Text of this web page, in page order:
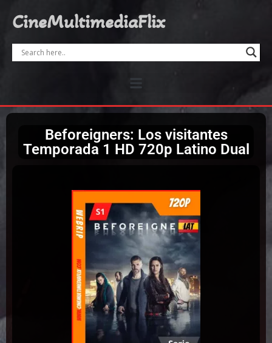
CineMultimediaFlix
Beforeigners: Los visitantes
Temporada 1 HD 720p Latino Dual